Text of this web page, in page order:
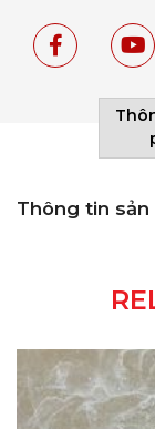
Thông tin sản